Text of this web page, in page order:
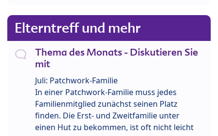
Elterntreff und mehr
Thema des Monats - Diskutieren Sie
mit
Juli: Patchwork-Familie
In einer Patchwork-Familie muss jedes
Familienmitglied zunächst seinen Platz
finden. Die Erst- und Zweitfamilie unter
einen Hut zu bekommen, ist oft nicht leicht